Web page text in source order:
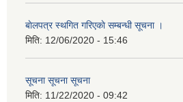
बाेलपत्र स्थगित गरिएकाे सम्बन्धी सूचना ।
मिति: 12/06/2020 - 15:46
सूचना सूचना सूचना
मिति: 11/22/2020 - 09:42